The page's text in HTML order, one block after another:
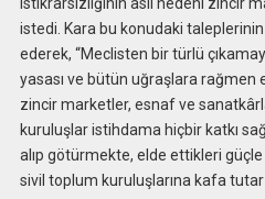
istedi. Kara bu konudaki taleplerinin
ederek, “Meclisten bir türlü
yasası ve bütün uğraşlara rağmen
zincir marketler, esnaf ve
kuruluşlar istihdama hiçbir katkı
alıp götürmekte, elde ettikleri
sivil toplum kuruluşlarına kafa